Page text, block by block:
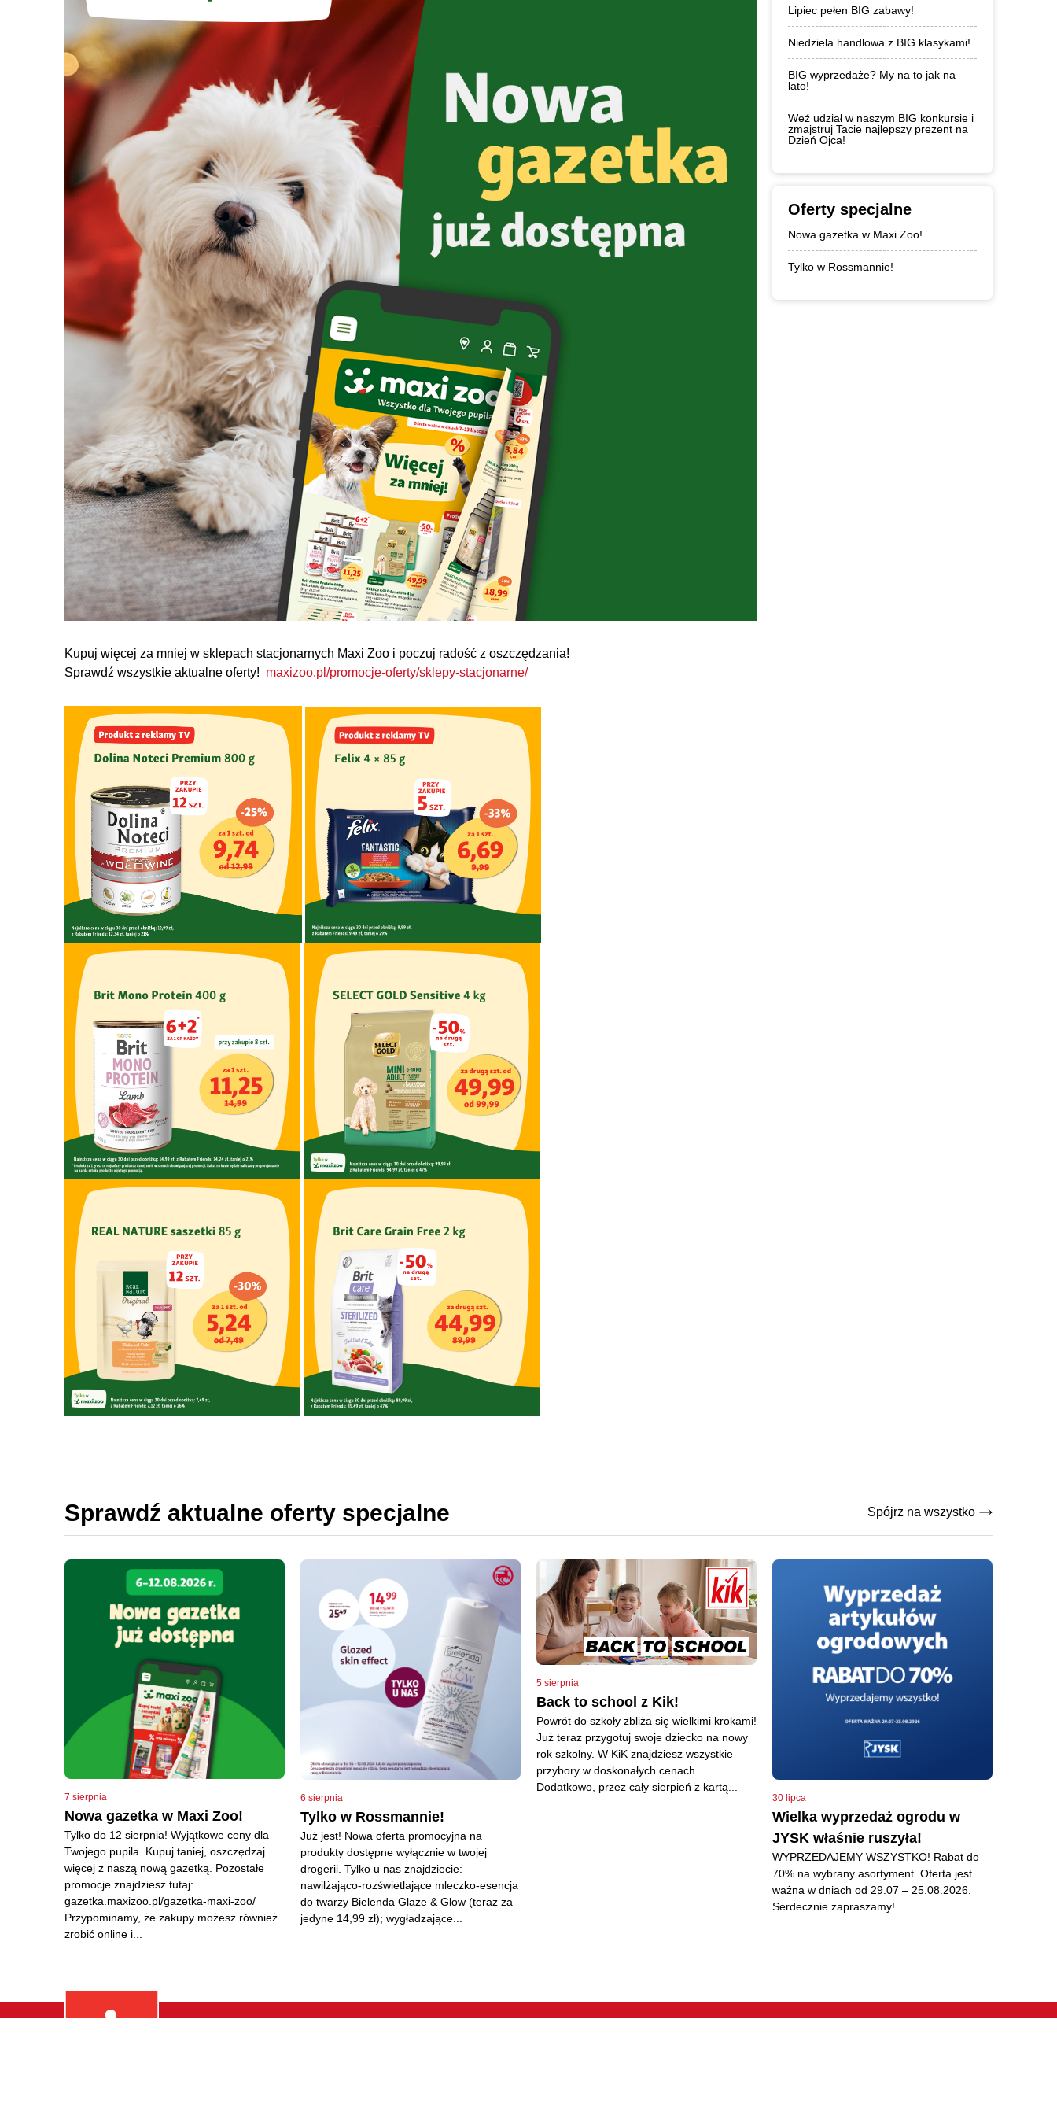
Kupuj więcej za mniej w sklepach stacjonarnych Maxi Zoo i poczuj radość z oszczędzania!
Sprawdź wszystkie aktualne oferty! maxizoo.pl/promocje-oferty/sklepy-stacjonarne/
Lipiec pełen BIG zabawy!
Niedziela handlowa z BIG klasykami!
BIG wyprzedaże? My na to jak na
lato!
Weź udział w naszym BIG konkursie i
zmajstruj Tacie najlepszy prezent na
Dzień Ojca!
Oferty specjalne
Nowa gazetka w Maxi Zoo!
Tylko w Rossmannie!
Sprawdź aktualne oferty specjalne Spójrz na wszystko
7 sierpnia
Nowa gazetka w Maxi Zoo!
Tylko do 12 sierpnia! Wyjątkowe ceny dla
Twojego pupila. Kupuj taniej, oszczędzaj
więcej z naszą nową gazetką. Pozostałe
promocje znajdziesz tutaj:
gazetka.maxizoo.pl/gazetka-maxi-zoo/
Przypominamy, że zakupy możesz również
zrobić online i...
6 sierpnia
Tylko w Rossmannie!
Już jest! Nowa oferta promocyjna na
produkty dostępne wyłącznie w twojej
drogerii. Tylko u nas znajdziecie:
nawilżająco-rozświetlające mleczko-esencja
do twarzy Bielenda Glaze & Glow (teraz za
jedyne 14,99 zł); wygładzające...
5 sierpnia
Back to school z Kik!
Powrót do szkoły zbliża się wielkimi krokami!
Już teraz przygotuj swoje dziecko na nowy
rok szkolny. W KiK znajdziesz wszystkie
przybory w doskonałych cenach.
Dodatkowo, przez cały sierpień z kartą...
30 lipca
Wielka wyprzedaż ogrodu w
JYSK właśnie ruszyła!
WYPRZEDAJEMY WSZYSTKO! Rabat do
70% na wybrany asortyment. Oferta jest
ważna w dniach od 29.07 – 25.08.2026.
Serdecznie zapraszamy!